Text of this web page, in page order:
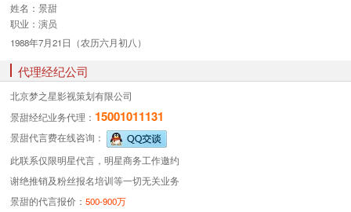
姓名： 景甜
职业： 演员
1988年7月21日（农历六月初八）
代理经纪公司
北京梦之星影视策划有限公司
景甜经纪业务代理： 15001011131
景甜代言费在线咨询：
此联系仅限明星代言，明星商务工作邀约
谢绝推销及粉丝报名培训等一切无关业务
景甜的代言报价： 500-900万